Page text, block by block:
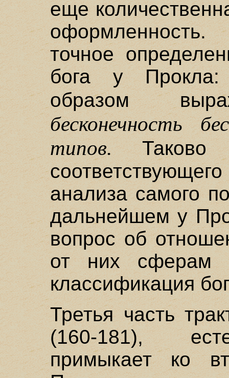
еще
точное
бога у
образом
бесконечность
типов. Таково
анализа самого
дальнейшем у
вопрос об
от них сферам
классификация
Третья часть
(160-181),
примыкает ко